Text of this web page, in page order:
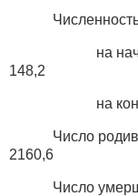
Численность
на
148,2
на
Число
2160,6
Число